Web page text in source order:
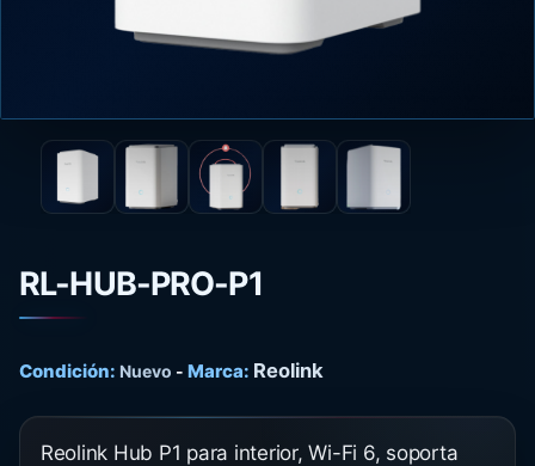
RL-HUB-PRO-P1
Condición: Nuevo - Marca: Reolink
Reolink Hub P1 para interior, Wi-Fi 6, soporta